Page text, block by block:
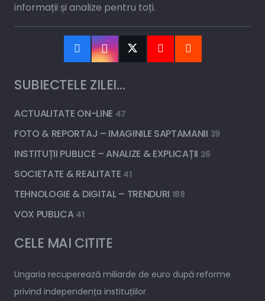
informații și analize pentru toți.
SUBIECTELE ZILEI…
ACTUALITATE ON-LINE 47
FOTO & REPORTAJ – IMAGINILE SAPTAMANII 39
INSTITUȚII PUBLICE – ANALIZE & EXPLICAȚII 26
SOCIETATE & REALITATE 41
TEHNOLOGIE & DIGITAL – TRENDURI 188
VOX PUBLICA 41
CELE MAI CITITE
Ungaria recuperează miliarde de euro după reforme
privind independența instituțiilor